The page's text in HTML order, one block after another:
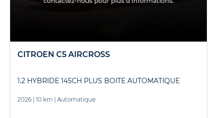
CITROEN C5 AIRCROSS
1.2 HYBRIDE 145CH PLUS BOITE AUTOMATIQUE
2026 10 km Automatique